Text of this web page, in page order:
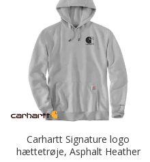
Carhartt Signature logo
hættetrøje, Asphalt Heather